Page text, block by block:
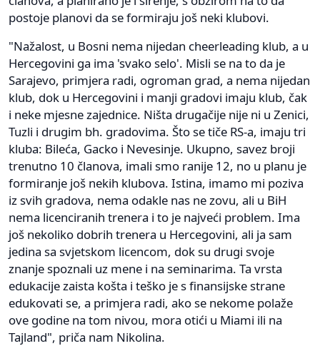
postoje planovi da se formiraju još neki klubovi.
"Nažalost, u Bosni nema nijedan cheerleading klub, a u
Hercegovini ga ima 'svako selo'. Misli se na to da je
Sarajevo, primjera radi, ogroman grad, a nema nijedan
klub, dok u Hercegovini i manji gradovi imaju klub, čak
i neke mjesne zajednice. Ništa drugačije nije ni u Zenici,
Tuzli i drugim bh. gradovima. Što se tiče RS-a, imaju tri
kluba: Bileća, Gacko i Nevesinje. Ukupno, savez broji
trenutno 10 članova, imali smo ranije 12, no u planu je
formiranje još nekih klubova. Istina, imamo mi poziva
iz svih gradova, nema odakle nas ne zovu, ali u BiH
nema licenciranih trenera i to je najveći problem. Ima
još nekoliko dobrih trenera u Hercegovini, ali ja sam
jedina sa svjetskom licencom, dok su drugi svoje
znanje spoznali uz mene i na seminarima. Ta vrsta
edukacije zaista košta i teško je s finansijske strane
edukovati se, a primjera radi, ako se nekome polaže
ove godine na tom nivou, mora otići u Miami ili na
Tajland", priča nam Nikolina.